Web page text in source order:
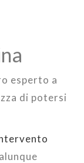
esperto a
di potersi